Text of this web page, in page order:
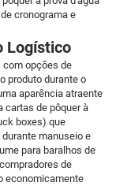
cronograma e
Logístico
com opções de
produto durante o
aparência atraente
cartas de pôquer à
boxes) que
manuseio e
para baralhos de
de
economicamente